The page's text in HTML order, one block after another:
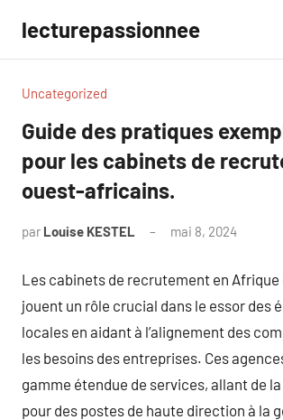
contenu
lecturepassionnee
Uncategorized
Guide des pratiques
pour les cabinets de
ouest-africains.
par Louise KESTEL mai 8, 2024
Les cabinets de recrutement en Afrique
jouent un rôle crucial dans le essor des
locales en aidant à l’alignement des
les besoins des entreprises. Ces
gamme étendue de services, allant de
pour des postes de haute direction à la